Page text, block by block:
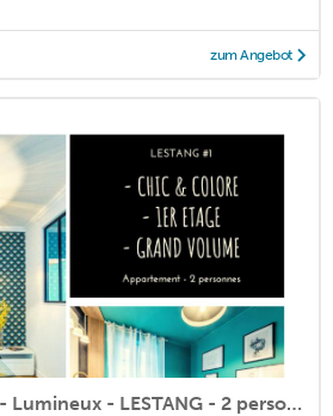
zum Angebot
Appartement Cosy - Lumineux - LESTANG - 2 personnes